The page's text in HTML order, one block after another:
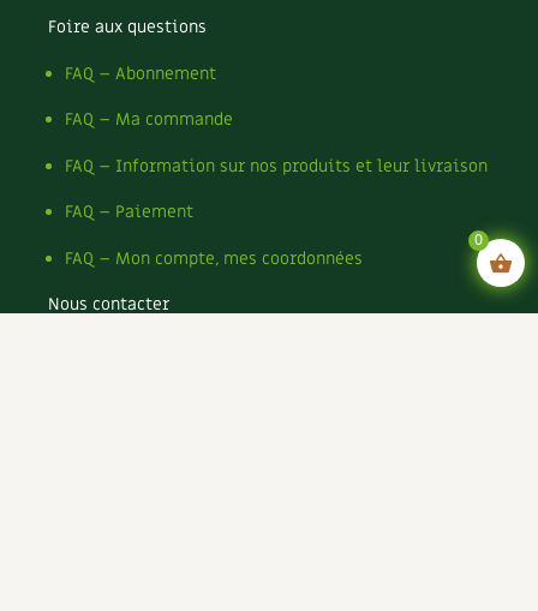
Foire aux questions
FAQ – Abonnement
FAQ – Ma commande
FAQ – Information sur nos produits et leur livraison
FAQ – Paiement
FAQ – Mon compte, mes coordonnées
Nous contacter
0